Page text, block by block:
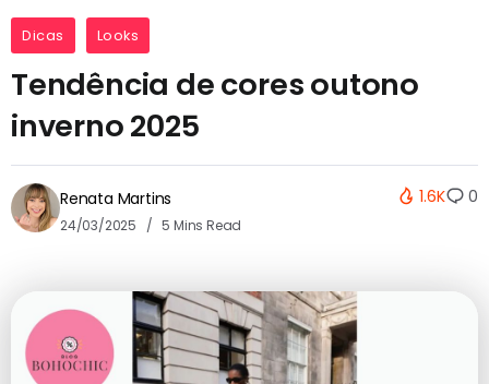
Dicas Looks
Tendência de cores outono
inverno 2025
Renata Martins
24/03/2025 5 Mins Read
1.6K 0